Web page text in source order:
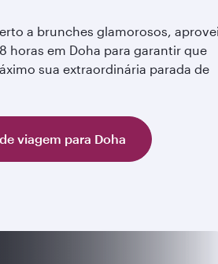
a brunches glamorosos,
horas em Doha para garantir que
sua extraordinária parada de
viagem para Doha